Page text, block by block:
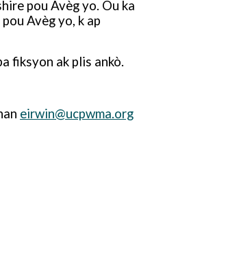
pou Avèg yo. Ou ka
Avèg yo, k ap
fiksyon ak plis ankò.
eirwin@ucpwma.org